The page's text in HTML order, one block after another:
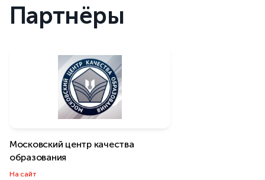
Партнёры
Московский центр качества
образования
На сайт